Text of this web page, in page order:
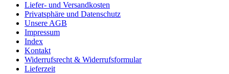
Liefer- und Versandkosten
Privatsphäre und Datenschutz
Unsere AGB
Impressum
Index
Kontakt
Widerrufsrecht & Widerrufsformular
Lieferzeit